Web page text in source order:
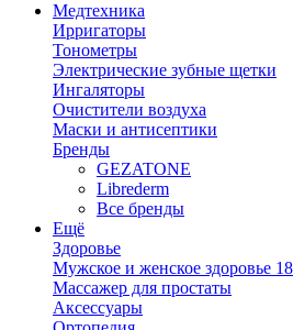
Медтехника
Ирригаторы
Тонометры
Электрические зубные щетки
Ингаляторы
Очистители воздуха
Маски и антисептики
Бренды
GEZATONE
Librederm
Все бренды
Ещё
Здоровье
Мужское и женское здоровье
Массажер для простаты
Аксессуары